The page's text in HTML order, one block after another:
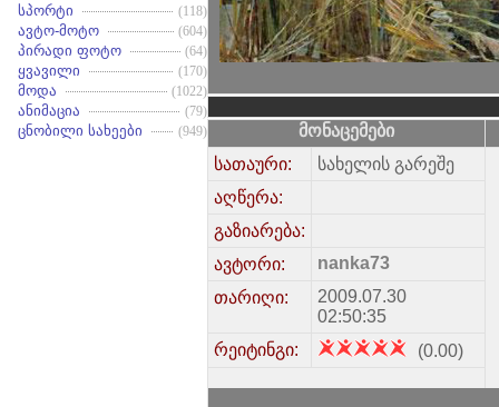
სპორტი (118)
ავტო-მოტო (604)
პირადი ფოტო (64)
ყვავილი (170)
მოდა (1022)
ანიმაცია (79)
ცნობილი სახეები (949)
მონაცემები
სათაური:
სახელის გარეშე
აღწერა:
გაზიარება:
ავტორი:
nanka73
თარიღი:
2009.07.30
02:50:35
რეიტინგი:
(0.00)